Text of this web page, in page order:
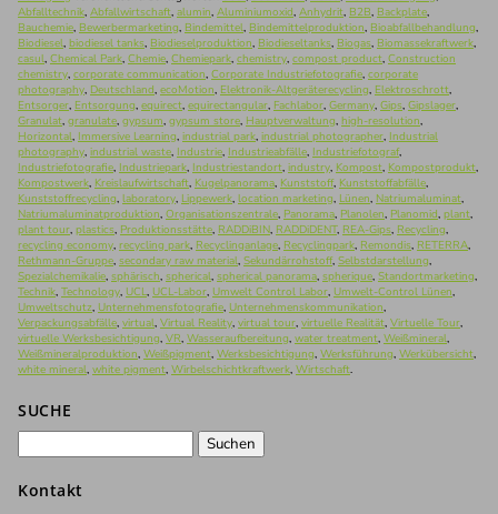
Abfalltechnik, Abfallwirtschaft, alumin, Aluminiumoxid, Anhydrit, B2B, Backplate,
Bauchemie, Bewerbermarketing, Bindemittel, Bindemittelproduktion, Bioabfallbehandlung,
Biodiesel, biodiesel tanks, Biodieselproduktion, Biodieseltanks, Biogas, Biomassekraftwerk,
casul, Chemical Park, Chemie, Chemiepark, chemistry, compost product, Construction
chemistry, corporate communication, Corporate Industriefotografie, corporate
photography, Deutschland, ecoMotion, Elektronik-Altgeräterecycling, Elektroschrott,
Entsorger, Entsorgung, equirect, equirectangular, Fachlabor, Germany, Gips, Gipslager,
Granulat, granulate, gypsum, gypsum store, Hauptverwaltung, high-resolution,
Horizontal, Immersive Learning, industrial park, industrial photographer, Industrial
photography, industrial waste, Industrie, Industrieabfälle, Industriefotograf,
Industriefotografie, Industriepark, Industriestandort, industry, Kompost, Kompostprodukt,
Kompostwerk, Kreislaufwirtschaft, Kugelpanorama, Kunststoff, Kunststoffabfälle,
Kunststoffrecycling, laboratory, Lippewerk, location marketing, Lünen, Natriumaluminat,
Natriumaluminatproduktion, Organisationszentrale, Panorama, Planolen, Planomid, plant,
plant tour, plastics, Produktionsstätte, RADDiBIN, RADDiDENT, REA-Gips, Recycling,
recycling economy, recycling park, Recyclinganlage, Recyclingpark, Remondis, RETERRA,
Rethmann-Gruppe, secondary raw material, Sekundärrohstoff, Selbstdarstellung,
Spezialchemikalie, sphärisch, spherical, spherical panorama, spherique, Standortmarketing,
Technik, Technology, UCL, UCL-Labor, Umwelt Control Labor, Umwelt-Control Lünen,
Umweltschutz, Unternehmensfotografie, Unternehmenskommunikation,
Verpackungsabfälle, virtual, Virtual Reality, virtual tour, virtuelle Realität, Virtuelle Tour,
virtuelle Werksbesichtigung, VR, Wasseraufbereitung, water treatment, Weißmineral,
Weißmineralproduktion, Weißpigment, Werksbesichtigung, Werksführung, Werkübersicht,
white mineral, white pigment, Wirbelschichtkraftwerk, Wirtschaft.
SUCHE
Kontakt